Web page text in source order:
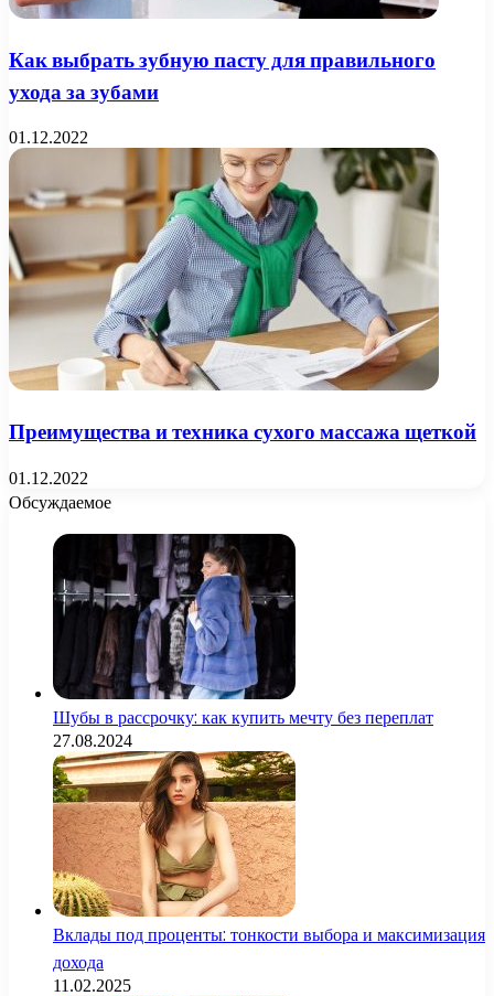
Как выбрать зубную пасту для правильного
ухода за зубами
01.12.2022
Преимущества и техника сухого массажа щеткой
01.12.2022
Обсуждаемое
Шубы в рассрочку: как купить мечту без переплат
27.08.2024
Вклады под проценты: тонкости выбора и максимизация
дохода
11.02.2025